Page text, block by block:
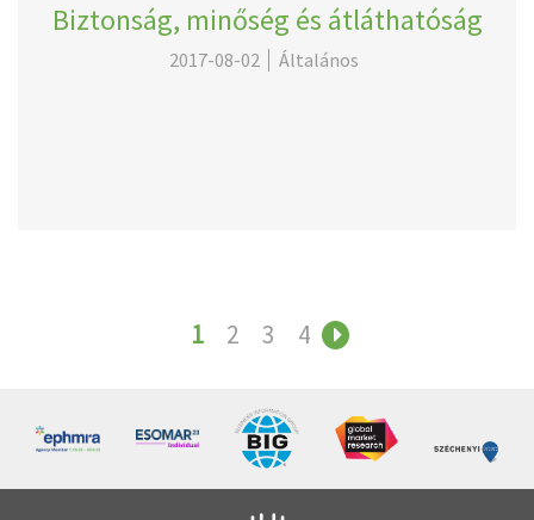
Biztonság, minőség és átláthatóság
2017-08-02 Általános
1 2 3 4